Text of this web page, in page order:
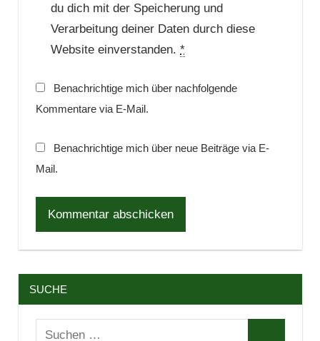
du dich mit der Speicherung und
Verarbeitung deiner Daten durch diese
Website einverstanden. *
Benachrichtige mich über nachfolgende
Kommentare via E-Mail.
Benachrichtige mich über neue Beiträge via E-
Mail.
SUCHE
Suchen